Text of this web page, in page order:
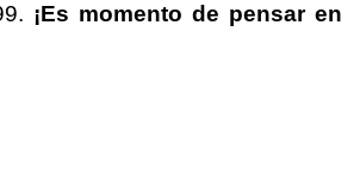
¡Es momento de pensar en